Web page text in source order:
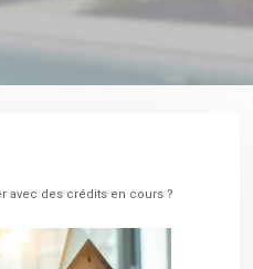
avec des crédits en cours ?